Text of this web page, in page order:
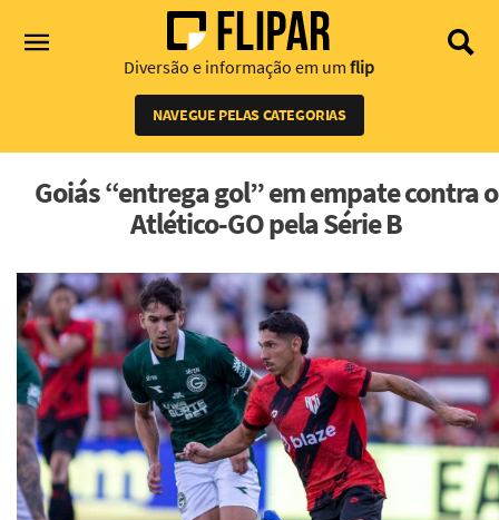
Diversão e informação em um flip
NAVEGUE PELAS CATEGORIAS
Goiás “entrega gol” em empate contra o
Atlético-GO pela Série B